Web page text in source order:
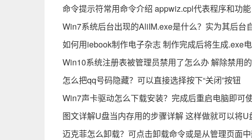
命令提示符常用命令介绍 appwiz.cpl代表程序和功能
Win7系统后台出现的AliIM.exe是什么？实为其后台
如何用iebook制作电子杂志 制作完成后将生成.exe
Win10系统注册表被管理员禁用了怎么办 解除禁用
怎么把qq号码隐藏？可以直接选择按下“关闭”按钮
Win7声卡驱动怎么下载安装？完成后重启电脑即可
图文详解U盘当内存用的步骤详解 这样做就可以将
迈克菲怎么卸载？可点击卸载命令或是从管理页面